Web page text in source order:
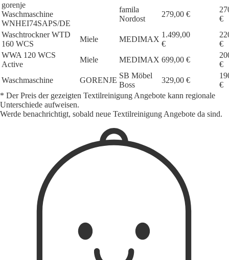
gorenje
Waschmaschine
WNHEI74SAPS/DE
famila
Nordost
279,00 €
€
Waschtrockner WTD
160 WCS
Miele MEDIMAX
1.499,00
€
€
WWA 120 WCS
Active
Miele MEDIMAX 699,00 €
€
Waschmaschine
GORENJE
SB Möbel
Boss
329,00 €
€
* Der Preis der gezeigten Textilreinigung Angebote kann regionale
Unterschiede aufweisen.
Werde benachrichtigt, sobald neue Textilreinigung Angebote da sind.